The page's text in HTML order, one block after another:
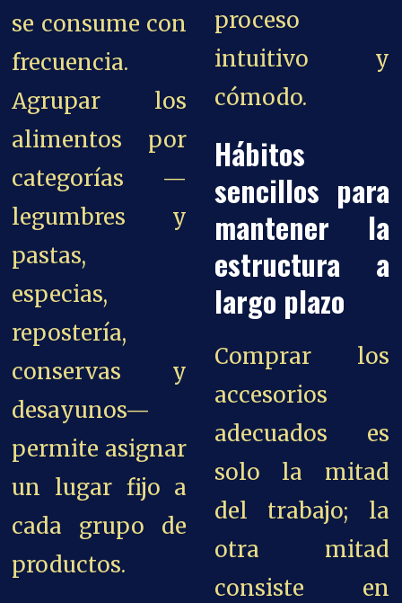
se consume con
frecuencia.
Agrupar los
alimentos por
categorías —
legumbres y
pastas,
especias,
repostería,
conservas y
desayunos—
permite asignar
un lugar fijo a
cada grupo de
productos.
proceso
intuitivo y
cómodo.
Hábitos
sencillos para
mantener la
estructura a
largo plazo
Comprar los
accesorios
adecuados es
solo la mitad
del trabajo; la
otra mitad
consiste en